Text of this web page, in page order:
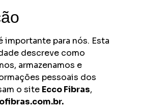
importante para nós. Esta
descreve como
armazenamos e
pessoais dos
o site Ecco Fibras,